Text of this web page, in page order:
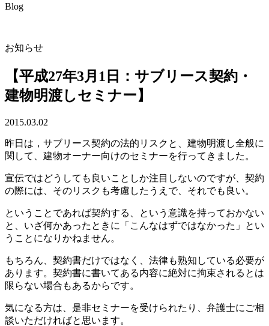
Blog
お知らせ
【平成27年3月1日：サブリース契約・
建物明渡しセミナー】
2015.03.02
昨日は，サブリース契約の法的リスクと、建物明渡し全般に
関して、建物オーナー向けのセミナーを行ってきました。
宣伝ではどうしても良いことしか注目しないのですが、契約
の際には、そのリスクも考慮したうえで、それでも良い。
ということであれば契約する、という意識を持っておかない
と、いざ何かあったときに「こんなはずではなかった」とい
うことになりかねません。
もちろん、契約書だけではなく、法律も熟知している必要が
あります。契約書に書いてある内容に絶対に拘束されるとは
限らない場合もあるからです。
気になる方は、是非セミナーを受けられたり、弁護士にご相
談いただければと思います。